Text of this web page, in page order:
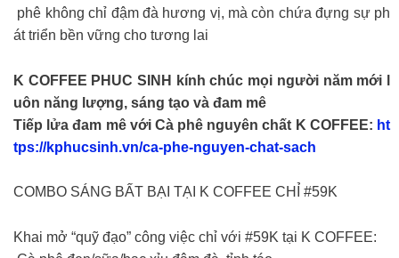
phê không chỉ đậm đà hương vị, mà còn chứa đựng sự ph
át triển bền vững cho tương lai
K COFFEE PHUC SINH kính chúc mọi người năm mới l
uôn năng lượng, sáng tạo và đam mê
Tiếp lửa đam mê với Cà phê nguyên chất K COFFEE: ht
tps://kphucsinh.vn/ca-phe-nguyen-chat-sach
COMBO SÁNG BẤT BẠI TẠI K COFFEE CHỈ #59K
Khai mở “quỹ đạo” công việc chỉ với #59K tại K COFFEE: